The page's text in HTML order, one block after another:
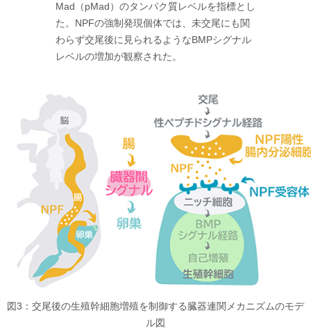
Mad（pMad）のタンパク質レベルを指標とし
た。NPFの強制発現個体では、未交尾にも関
わらず交尾後に見られるようなBMPシグナル
レベルの増加が観察された。
図3：交尾後の生殖幹細胞増殖を制御する臓器連関メカニズムのモデ
ル図